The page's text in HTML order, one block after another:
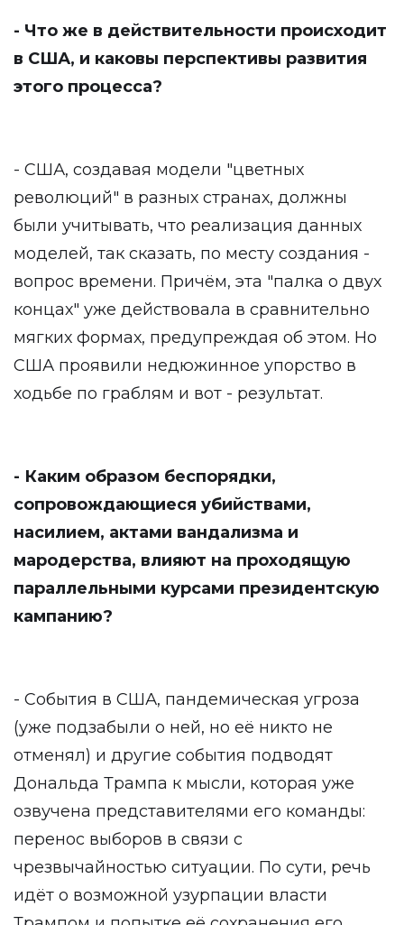
- Что же в действительности происходит
в США, и каковы перспективы развития
этого процесса?
- США, создавая модели "цветных
революций" в разных странах, должны
были учитывать, что реализация данных
моделей, так сказать, по месту создания -
вопрос времени. Причём, эта "палка о двух
концах" уже действовала в сравнительно
мягких формах, предупреждая об этом. Но
США проявили недюжинное упорство в
ходьбе по граблям и вот - результат.
- Каким образом беспорядки,
сопровождающиеся убийствами,
насилием, актами вандализма и
мародерства, влияют на проходящую
параллельными курсами президентскую
кампанию?
- События в США, пандемическая угроза
(уже подзабыли о ней, но её никто не
отменял) и другие события подводят
Дональда Трампа к мысли, которая уже
озвучена представителями его команды:
перенос выборов в связи с
чрезвычайностью ситуации. По сути, речь
идёт о возможной узурпации власти